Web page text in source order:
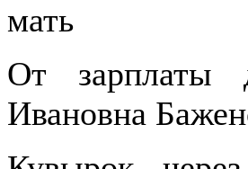
мать
От зарплаты
Ивановна